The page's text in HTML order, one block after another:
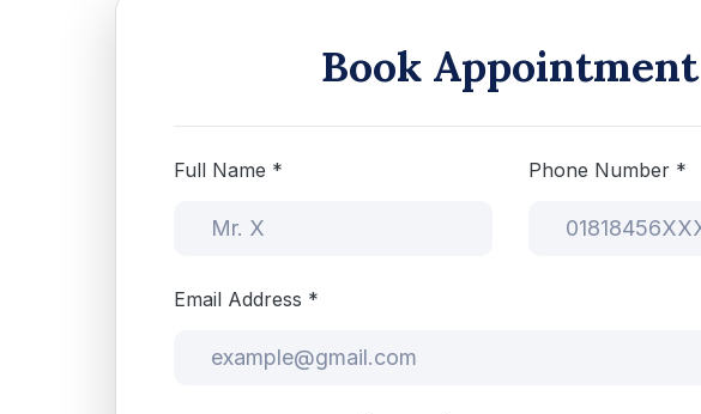
Book Appointment
Full Name * Phone Number *
Email Address *